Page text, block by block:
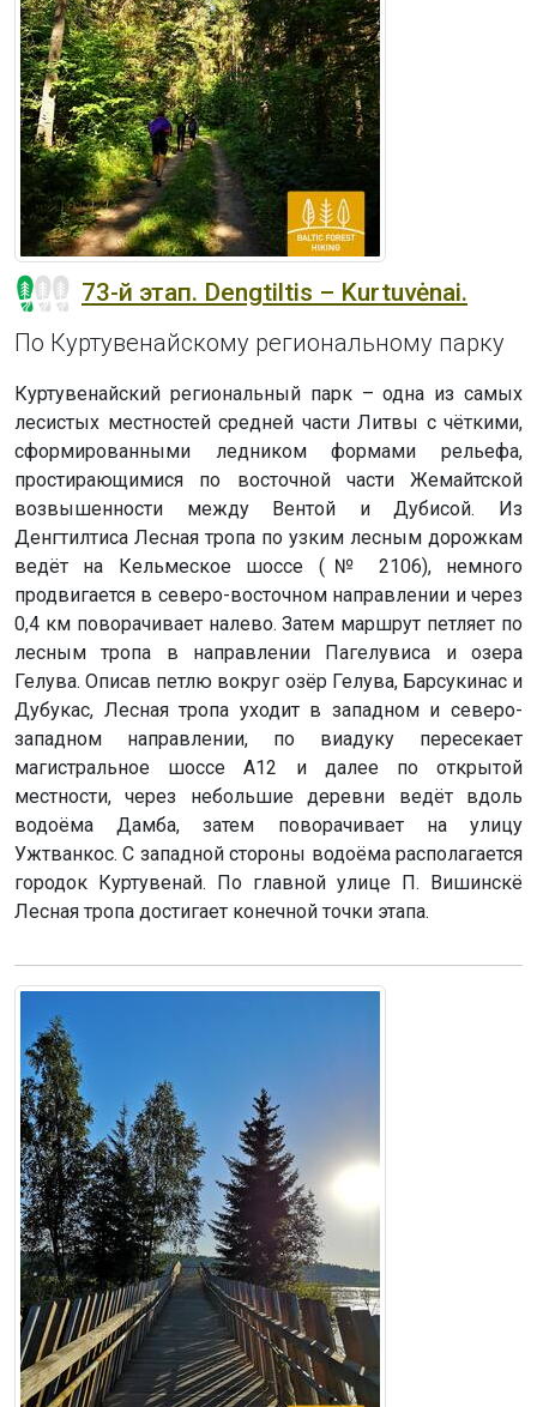
73-й этап. Dengtiltis – Kurtuvėnai.
По Куртувенайскому региональному парку
Куртувенайский региональный парк – одна из самых
лесистых местностей средней части Литвы с чёткими,
сформированными ледником формами рельефа,
простирающимися по восточной части Жемайтской
возвышенности между Вентой и Дубисой. Из
Денгтилтиса Лесная тропа по узким лесным дорожкам
ведёт на Кельмеское шоссе (№ 2106), немного
продвигается в северо-восточном направлении и через
0,4 км поворачивает налево. Затем маршрут петляет по
лесным тропа в направлении Пагелувиса и озера
Гелува. Описав петлю вокруг озёр Гелува, Барсукинас и
Дубукас, Лесная тропа уходит в западном и северо-
западном направлении, по виадуку пересекает
магистральное шоссе А12 и далее по открытой
местности, через небольшие деревни ведёт вдоль
водоёма Дамба, затем поворачивает на улицу
Ужтванкос. С западной стороны водоёма располагается
городок Куртувенай. По главной улице П. Вишинскё
Лесная тропа достигает конечной точки этапа.